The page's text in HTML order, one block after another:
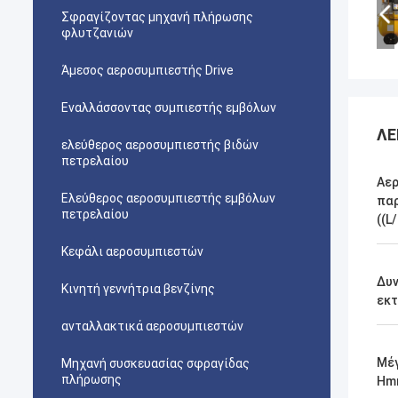
Σφραγίζοντας μηχανή πλήρωσης
φλυτζανιών
Άμεσος αεροσυμπιεστής Drive
Εναλλάσσοντας συμπιεστής εμβόλων
ελεύθερος αεροσυμπιεστής βιδών
πετρελαίου
Ελεύθερος αεροσυμπιεστής εμβόλων
πετρελαίου
Κεφάλι αεροσυμπιεστών
Κινητή γεννήτρια βενζίνης
ανταλλακτικά αεροσυμπιεστών
Μηχανή συσκευασίας σφραγίδας
πλήρωσης